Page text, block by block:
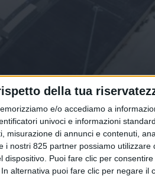
della tua
e/o accediamo a
univoci e informazioni
misurazione di annunci e contenuti,
i nostri 825 partner possiamo
dispositivo. Puoi fare clic per
alternativa puoi fare clic per negare il
del porto di